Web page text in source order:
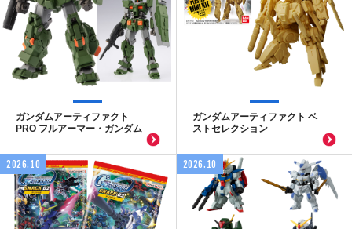
ガンダムアーティファクト
PRO フルアーマー・ガンダム
ガンダムアーティファクト ベ
ストセレクション
2026.10 2026.10